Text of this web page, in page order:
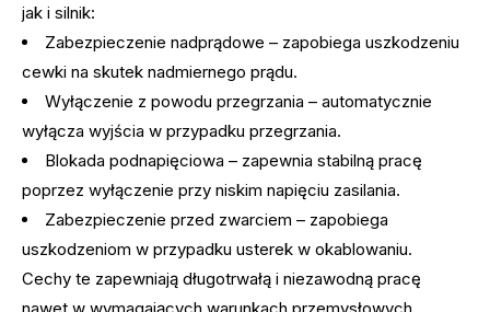
jak i silnik:
Zabezpieczenie nadprądowe – zapobiega uszkodzeniu
cewki na skutek nadmiernego prądu.
Wyłączenie z powodu przegrzania – automatycznie
wyłącza wyjścia w przypadku przegrzania.
Blokada podnapięciowa – zapewnia stabilną pracę
poprzez wyłączenie przy niskim napięciu zasilania.
Zabezpieczenie przed zwarciem – zapobiega
uszkodzeniom w przypadku usterek w okablowaniu.
Cechy te zapewniają długotrwałą i niezawodną pracę